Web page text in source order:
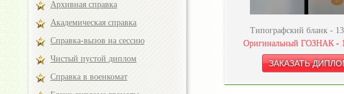
Типографский бланк -
Оригинальный ГОЗНАК -
Архивная справка
Академическая справка
Справка-вызов на сессию
Чистый пустой диплом
Справка в военкомат